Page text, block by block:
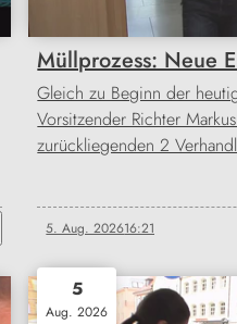
Müllprozess: Neue
Gleich zu Beginn der
Vorsitzender Richter
zurückliegenden 2
5. Aug. 202616:21
5
Aug. 2026